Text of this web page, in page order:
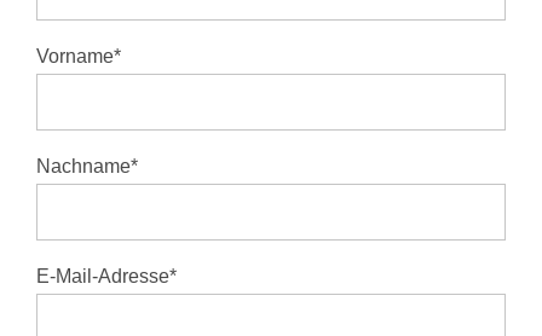
Vorname*
Nachname*
E-Mail-Adresse*